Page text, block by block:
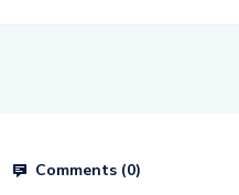
Comments (0)